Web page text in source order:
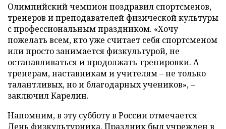
Олимпийский чемпион поздравил спортсменов,
тренеров и преподавателей физической культуры
с профессиональным праздником. «Хочу
пожелать всем, кто уже считает себя спортсменом
или просто занимается физкультурой, не
останавливаться и продолжать тренировки. А
тренерам, наставникам и учителям – не только
талантливых, но и благодарных учеников», –
заключил Карелин.
Напомним, в эту субботу в России отмечается
День физкультурника. Праздник был учрежден в